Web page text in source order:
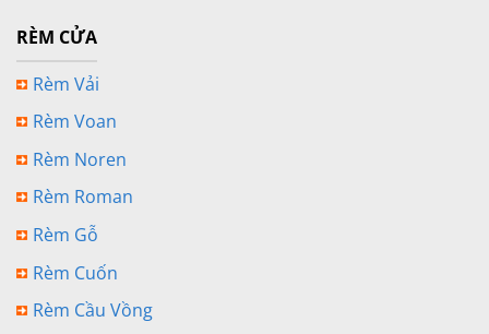
RÈM CỬA
Rèm Vải
Rèm Voan
Rèm Noren
Rèm Roman
Rèm Gỗ
Rèm Cuốn
Rèm Cầu Vồng